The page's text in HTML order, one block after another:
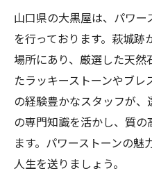
山口県の大黒屋は、パワ
を行っております。萩城跡
場所にあり、厳選した天
たラッキーストーンやブ
の経験豊かなスタッフが
の専門知識を活かし、質
ます。パワーストーンの
人生を送りましょう。